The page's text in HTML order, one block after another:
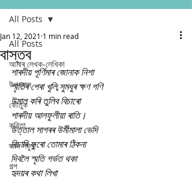
All Posts
আমাৰ লেখক-লেখিকা
উপন্যাস
কৌতুক
কবিতা
জ্ঞান সঁফুৰা
গল্প
All Posts
বাস্তব
Jan 12, 2021 1 min read
শাৰদীয় পূৰ্ণিমাৰ জোনাক নিশা
স্মৃতিৰ পেৰা খুলি,সুমধুৰ ক্ষণ গণি
উমাল কৰি তুলিব বিচাৰো
শাৰদীয় আলফুলীয়া ৰাতি।
উত্তাল সাগৰৰ উৰ্মীমালা ভেদি
বিচাৰি ফুৰো তোমাৰ ঠিকনা
দিবলৈ স্মৃতি গৰ্ভত থকা
হৃদয়ৰ কথা লিখা